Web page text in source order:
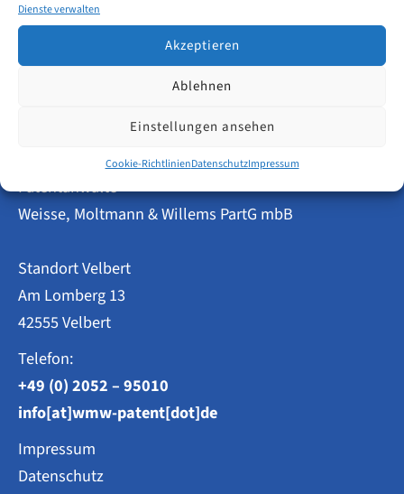
Dienste verwalten
Akzeptieren
Ablehnen
Einstellungen ansehen
Cookie-RichtlinienDatenschutzImpressum
Patentanwälte
Weisse, Moltmann & Willems PartG mbB
Standort Velbert
Am Lomberg 13
42555 Velbert
Telefon:
+49 (0) 2052 – 95010
info[at]wmw-patent[dot]de
Impressum
Datenschutz